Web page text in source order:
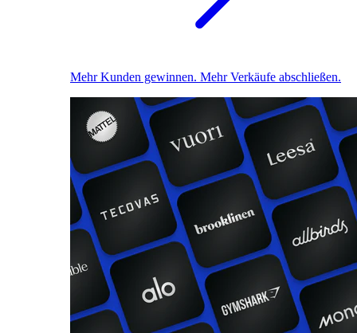
Mehr Kunden gewinnen. Mehr Verkäufe abschließen.